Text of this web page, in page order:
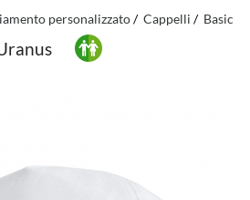
personalizzato Cappelli Basic